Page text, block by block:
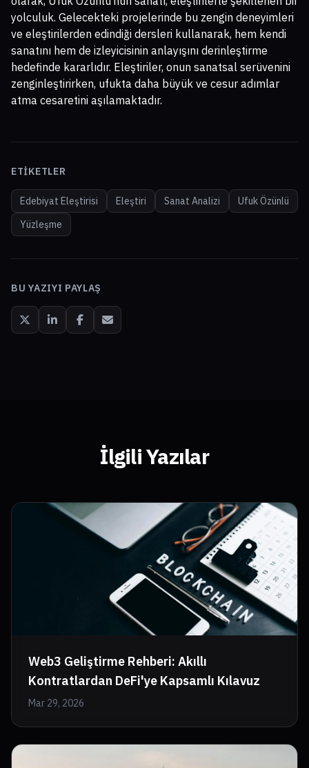
yolculuk. Gelecekteki projelerinde bu zengin deneyimleri
ve eleştirilerden edindiği dersleri kullanarak, hem kendi
sanatını hem de izleyicisinin anlayışını derinleştirme
hedefinde kararlıdır. Eleştiriler, onun sanatsal serüvenini
zenginleştirirken, ufukta daha büyük ve cesur adımlar
atma cesaretini aşılamaktadır.
ETIKETLER
Edebiyat Eleştirisi Eleştiri Sanat Analizi
Ufuk Özünlü
Yüzleşme
BU YAZIYI PAYLAŞ
İlgili Yazılar
Web3 Geliştirme Rehberi: Akıllı
Kontratlardan DeFi'ye Kapsamlı Kılavuz
Mar 29, 2026